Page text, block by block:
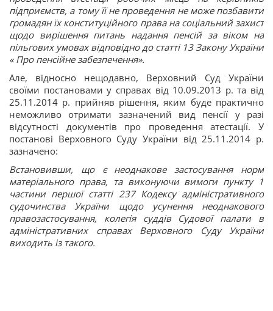
підприємств, а тому її не проведення не може позбавити
громадян їх конституційного права на соціальний захист
щодо вирішення питань надання пенсій за віком на
пільгових умовах відповідно до статті 13 Закону України
« Про пенсійне забезпечення».
Але, відносно нещодавно, Верховний Суд України
своїми постановами у справах від 10.09.2013 р. та від
25.11.2014 р. прийняв рішення, яким буде практично
неможливо отримати зазначений вид пенсії у разі
відсутності документів про проведення атестації. У
постанові Верховного Суду України від 25.11.2014 р.
зазначено:
Встановивши, що є неоднакове застосування норм
матеріального права, та виконуючи вимоги пункту 1
частини першої статті 237 Кодексу адміністративного
судочинства України щодо усунення неоднакового
правозастосування, колегія суддів Судової палати в
адміністративних справах Верховного Суду України
виходить із такого.